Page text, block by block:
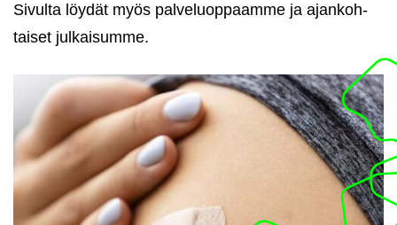
Si­vul­ta löy­dät myös pal­ve­luop­paam­me ja ajan­koh­
tai­set jul­kai­sum­me.